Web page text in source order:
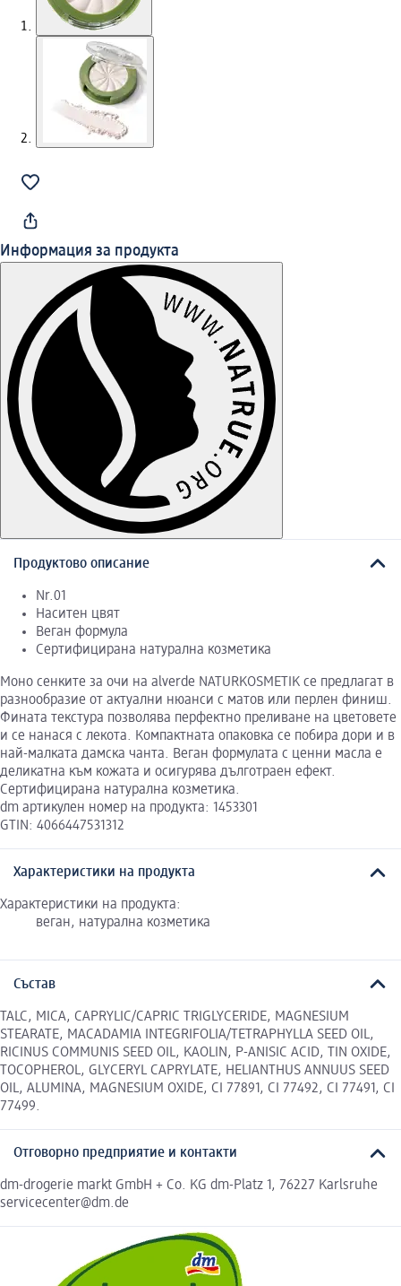
Информация за продукта
Продуктово описание
Nr.01
Наситен цвят
Веган формула
Сертифицирана натурална козметика
Моно сенките за очи на alverde NATURKOSMETIK се предлагат в
разнообразие от актуални нюанси с матов или перлен финиш.
Фината текстура позволява перфектно преливане на цветовете
и се нанася с лекота. Компактната опаковка се побира дори и в
най-малката дамска чанта. Веган формулата с ценни масла е
деликатна към кожата и осигурява дълготраен ефект.
Сертифицирана натурална козметика.
dm артикулен номер на продукта: 1453301
GTIN: 4066447531312
Характеристики на продукта
Характеристики на продукта:
веган, натурална козметика
Състав
TALC, MICA, CAPRYLIC/CAPRIC TRIGLYCERIDE, MAGNESIUM
STEARATE, MACADAMIA INTEGRIFOLIA/TETRAPHYLLA SEED OIL,
RICINUS COMMUNIS SEED OIL, KAOLIN, P-ANISIC ACID, TIN OXIDE,
TOCOPHEROL, GLYCERYL CAPRYLATE, HELIANTHUS ANNUUS SEED
OIL, ALUMINA, MAGNESIUM OXIDE, CI 77891, CI 77492, CI 77491, CI
77499.
Отговорно предприятие и контакти
dm-drogerie markt GmbH + Co. KG dm-Platz 1, 76227 Karlsruhe
servicecenter@dm.de